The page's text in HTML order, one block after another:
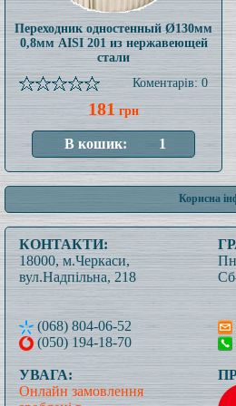
Переходник одностенный Ø130мм
0,8мм AISI 201 из нержавеющей
стали
Коментарів: 0
181 грн
Корисна
КОНТАКТИ:
18000, м.Черкаси,
вул.Надпільна, 218
(068) 804-06-52
(050) 194-18-70
УВАГА:
Онлайн замовлення